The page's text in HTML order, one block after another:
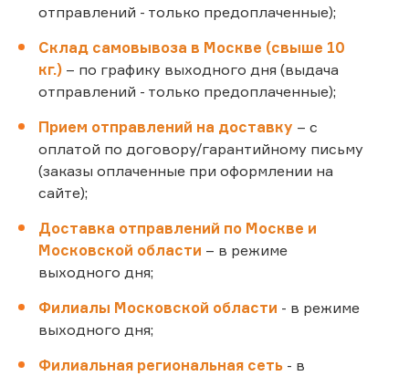
отправлений - только предоплаченные);
Склад самовывоза в Москве (свыше 10
кг.) – по графику выходного дня (выдача
отправлений - только предоплаченные);
Прием отправлений на доставку – с
оплатой по договору/гарантийному письму
(заказы оплаченные при оформлении на
сайте);
Доставка отправлений по Москве и
Московской области – в режиме
выходного дня;
Филиалы Московской области - в режиме
выходного дня;
Филиальная региональная сеть - в